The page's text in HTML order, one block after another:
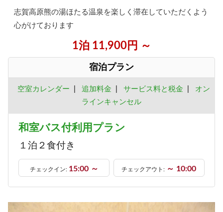
志賀高原熊の湯ほたる温泉を楽しく滞在していただくよう
心がけております
1泊 11,900円 ～
宿泊プラン
空室カレンダー 追加料金 サービス料と税金
オン
ラインキャンセル
和室バス付利用プラン
１泊２食付き
チェックイン: 15:00 ～ チェックアウト: ～ 10:00